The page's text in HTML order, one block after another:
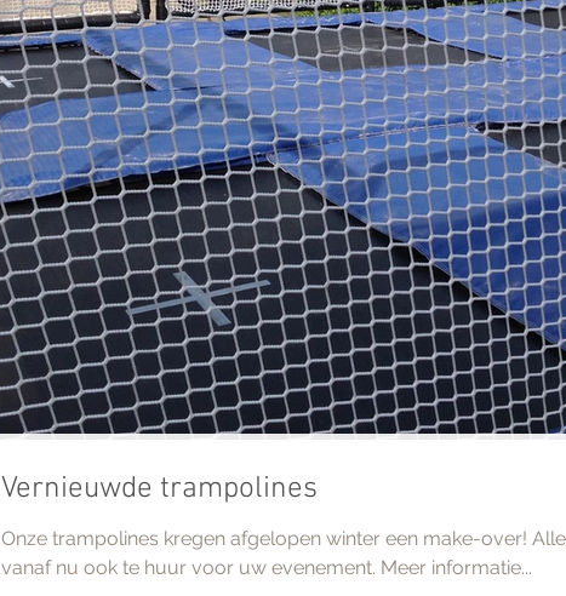
Vernieuwde trampolines
Onze trampolines kregen afgelopen winter een make-over!
vanaf nu ook te huur voor uw evenement. Meer informatie...